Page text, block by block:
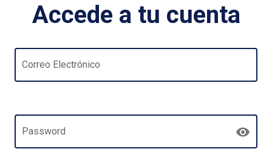
Accede a tu cuenta
Correo Electrónico
Password